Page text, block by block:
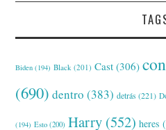
Biden (194) Black (201) Cast (306) con
(690) dentro (383) detrás (221)
(194) Esto (200) Harry (552) heres